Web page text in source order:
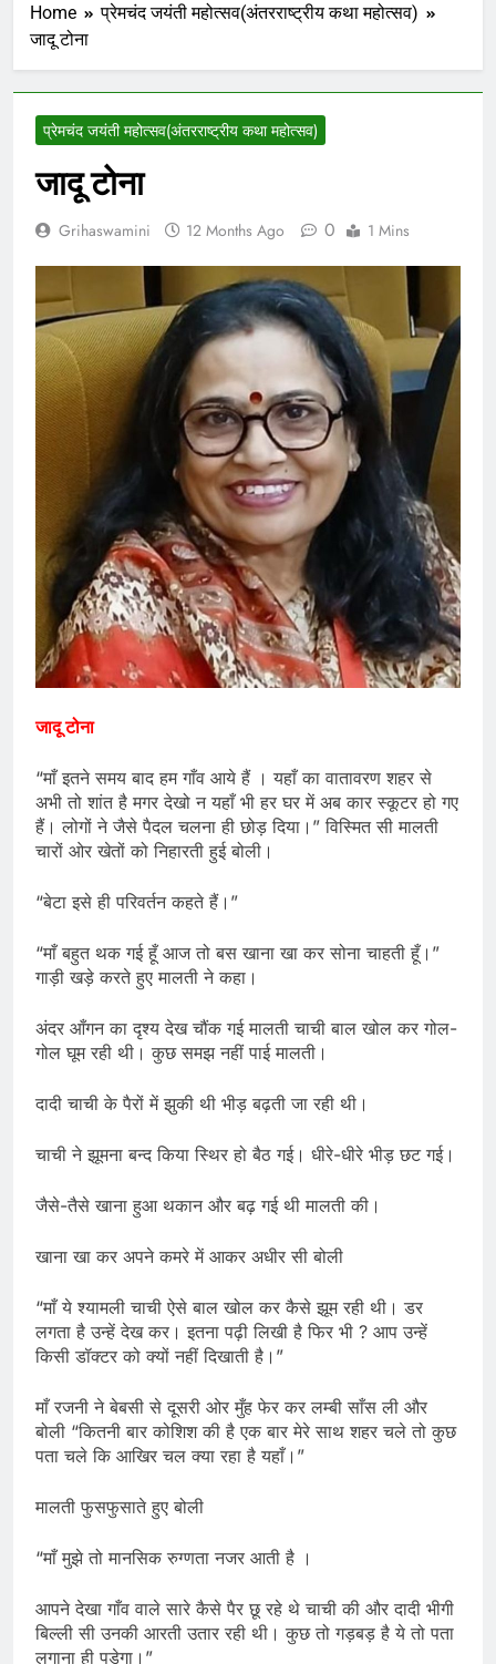
Home
प्रेमचंद जयंती महोत्सव(अंतरराष्ट्रीय कथा महोत्सव)
जादू टोना
प्रेमचंद जयंती महोत्सव(अंतरराष्ट्रीय कथा महोत्सव)
जादू टोना
Grihaswamini 12 Months Ago 0 1 Mins
जादू टोना
“माँ इतने समय बाद हम गाँव आये हैं । यहाँ का वातावरण शहर से
अभी तो शांत है मगर देखो न यहाँ भी हर घर में अब कार स्कूटर हो गए
हैं। लोगों ने जैसे पैदल चलना ही छोड़ दिया।” विस्मित सी मालती
चारों ओर खेतों को निहारती हुई बोली।
“बेटा इसे ही परिवर्तन कहते हैं।”
“माँ बहुत थक गई हूँ आज तो बस खाना खा कर सोना चाहती हूँ।”
गाड़ी खड़े करते हुए मालती ने कहा।
अंदर आँगन का दृश्य देख चौंक गई मालती चाची बाल खोल कर गोल-
गोल घूम रही थी। कुछ समझ नहीं पाई मालती।
दादी चाची के पैरों में झुकी थी भीड़ बढ़ती जा रही थी।
चाची ने झूमना बन्द किया स्थिर हो बैठ गई। धीरे-धीरे भीड़ छट गई।
जैसे-तैसे खाना हुआ थकान और बढ़ गई थी मालती की।
खाना खा कर अपने कमरे में आकर अधीर सी बोली
“माँ ये श्यामली चाची ऐसे बाल खोल कर कैसे झूम रही थी। डर
लगता है उन्हें देख कर। इतना पढ़ी लिखी है फिर भी ? आप उन्हें
किसी डॉक्टर को क्यों नहीं दिखाती है।”
माँ रजनी ने बेबसी से दूसरी ओर मुँह फेर कर लम्बी साँस ली और
बोली “कितनी बार कोशिश की है एक बार मेरे साथ शहर चले तो कुछ
पता चले कि आखिर चल क्या रहा है यहाँ।”
मालती फुसफुसाते हुए बोली
“माँ मुझे तो मानसिक रुग्णता नजर आती है ।
आपने देखा गाँव वाले सारे कैसे पैर छू रहे थे चाची की और दादी भीगी
बिल्ली सी उनकी आरती उतार रही थी। कुछ तो गड़बड़ है ये तो पता
लगाना ही पड़ेगा।”